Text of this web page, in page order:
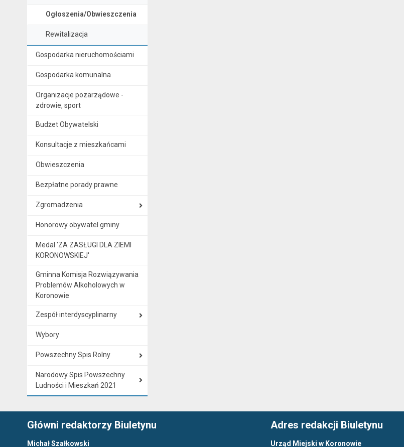
Ogłoszenia/Obwieszczenia
Rewitalizacja
Gospodarka nieruchomościami
Gospodarka komunalna
Organizacje pozarządowe -
zdrowie, sport
Budżet Obywatelski
Konsultacje z mieszkańcami
Obwieszczenia
Bezpłatne porady prawne
Zgromadzenia
Honorowy obywatel gminy
Medal 'ZA ZASŁUGI DLA ZIEMI
KORONOWSKIEJ'
Gminna Komisja Rozwiązywania
Problemów Alkoholowych w
Koronowie
Zespół interdyscyplinarny
Wybory
Powszechny Spis Rolny
Narodowy Spis Powszechny
Ludności i Mieszkań 2021
Główni redaktorzy Biuletynu
Michał Szałkowski
Adres redakcji Biuletynu
Urząd Miejski w Koronowie